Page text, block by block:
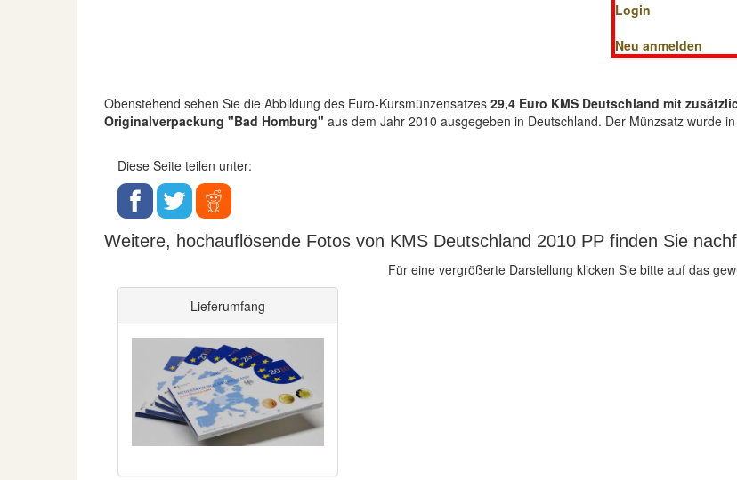
Login
Neu anmelden
Obenstehend sehen Sie die Abbildung des Euro-Kursmünzensatzes 29,4 Euro KMS Deutschland mit
Originalverpackung "Bad Homburg" aus dem Jahr 2010 ausgegeben in Deutschland. Der Münzsatz wurde
Diese Seite teilen unter:
Weitere, hochauflösende Fotos von KMS Deutschland 2010 PP finden Sie
Für eine vergrößerte Darstellung klicken Sie bitte auf das
Lieferumfang